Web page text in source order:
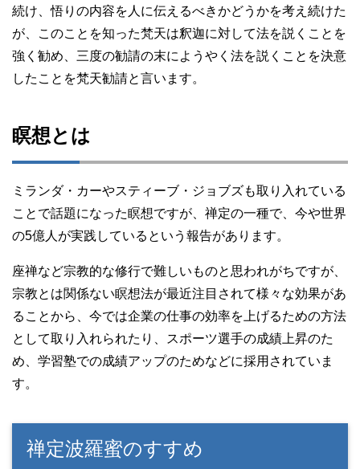
続け、悟りの内容を人に伝えるべきかどうかを考え続けた
が、このことを知った梵天は釈迦に対して法を説くことを
強く勧め、三度の勧請の末にようやく法を説くことを決意
したことを梵天勧請と言います。
瞑想とは
ミランダ・カーやスティーブ・ジョブズも取り入れている
ことで話題になった瞑想ですが、禅定の一種で、今や世界
の5億人が実践しているという報告があります。
座禅など宗教的な修行で難しいものと思われがちですが、
宗教とは関係ない瞑想法が最近注目されて様々な効果があ
ることから、今では企業の仕事の効率を上げるための方法
として取り入れられたり、スポーツ選手の成績上昇のた
め、学習塾での成績アップのためなどに採用されていま
す。
禅定波羅蜜のすすめ